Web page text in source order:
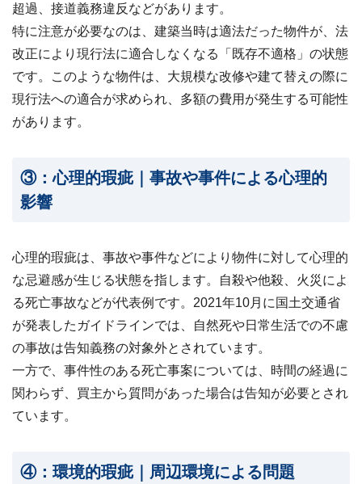
超過、接道義務違反などがあります。
特に注意が必要なのは、建築当時は適法だった物件が、法
改正により現行法に適合しなくなる「既存不適格」の状態
です。このような物件は、大規模な改修や建て替えの際に
現行法への適合が求められ、多額の費用が発生する可能性
があります。
③：心理的瑕疵｜事故や事件による心理的
影響
心理的瑕疵は、事故や事件などにより物件に対して心理的
な忌避感が生じる状態を指します。自殺や他殺、火災によ
る死亡事故などが代表例です。2021年10月に国土交通省
が発表したガイドラインでは、自然死や日常生活での不慮
の事故は告知義務の対象外とされています。
一方で、事件性のある死亡事案については、時間の経過に
関わらず、買主から質問があった場合は告知が必要とされ
ています。
④：環境的瑕疵｜周辺環境による問題